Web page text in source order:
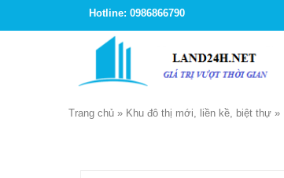
Hotline: 0986866790
Trang chủ » Khu đô thị mới, liền kề, biệt thự »